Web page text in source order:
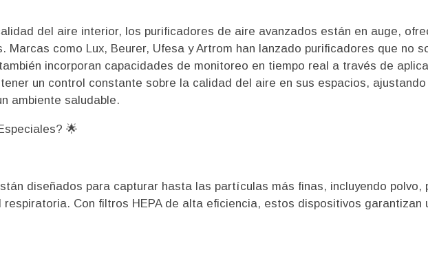
del aire interior, los purificadores de aire avanzados están en auge,
Marcas como Lux, Beurer, Ufesa y Artrom han lanzado purificadores que no
incorporan capacidades de monitoreo en tiempo real a través de
un control constante sobre la calidad del aire en sus espacios,
ambiente saludable.
🌟
diseñados para capturar hasta las partículas más finas, incluyendo polvo,
Con filtros HEPA de alta eficiencia, estos dispositivos garantizan